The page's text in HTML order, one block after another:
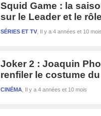
Squid Game : la
sur le Leader et le
Il y a 4 années et 10 mois
SÉRIES ET TV
Joker 2 : Joaquin
renfiler le costume
Il y a 4 années et 10 mois
CINÉMA